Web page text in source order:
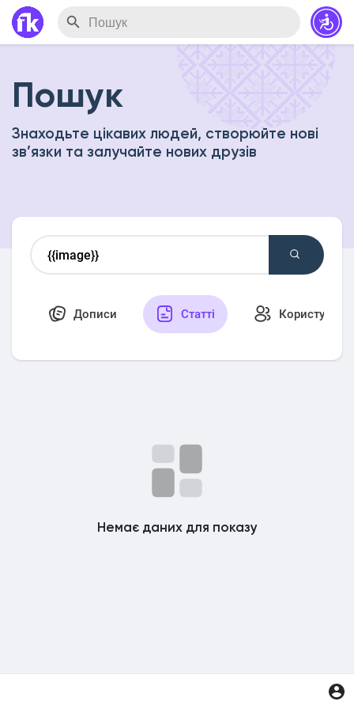
Пошук
Знаходьте цікавих людей, створюйте нові
зв’язки та залучайте нових друзів
Дописи Статті Користувачі
Немає даних для показу